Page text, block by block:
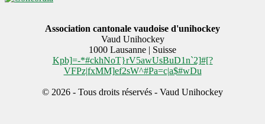
Association cantonale vaudoise d'unihockey
Vaud Unihockey
1000 Lausanne | Suisse
Kpb]=-*#ckhNoT}rV5awUsBuD1n`2]#[?
VFPz|fxMM]ef2sW^#Pa=c|a$#wDu
© 2026 - Tous droits réservés - Vaud Unihockey